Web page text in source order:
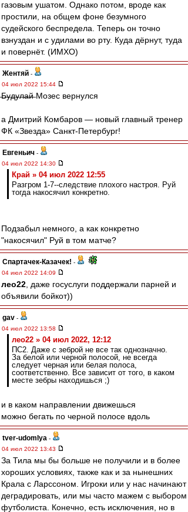
газовым ушатом. Однако потом, вроде как
простили, на общем фоне безумного
судейского беспредела. Теперь он точно
взнуздан и с удилами во рту. Куда дёрнут, туда
и повернёт. (ИМХО)
Жентяй -
04 июл 2022 15:44
̶Б̶у̶д̶у̶л̶а̶й̶ Мозес вернулся
а Дмитрий Комбаров — новый главный тренер
ФК «Звезда» Санкт-Петербург!
Евгеньич -
04 июл 2022 14:30
Край » 04 июл 2022 12:55
Разгром 1-7--следствие плохого настроя. Руй
тогда накосячил конкретно.
Подзабыл немного, а как конкретно
"накосячил" Руй в том матче?
Спартачек-Казачек! -
04 июл 2022 14:09
лео22 , даже госуслуги поддержали парней и
объявили бойкот))
gav -
04 июл 2022 13:58
лео22 » 04 июл 2022, 12:12
ПС2. Даже с зеброй не все так однозначно.
За белой или черной полосой, не всегда
следует черная или белая полоса,
соответственно. Все зависит от того, в каком
месте зебры находишься ;)
и в каком направлении движешься
можно бегать по черной полосе вдоль
tver-udomlya -
04 июл 2022 13:43
За Тила мы бы больше не получили и в более
хороших условиях, также как и за нынешних
Крала с Ларссоном. Игроки или у нас начинают
деградировать, или мы часто мажем с выбором
футболиста. Конечно, есть исключения, но в